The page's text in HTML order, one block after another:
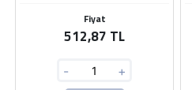
Fiyat
512,87 TL
- +